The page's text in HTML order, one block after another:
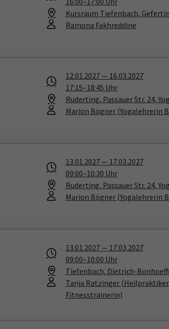
Kursraum Tiefenbach,
Ramona Fakhreddine
12.01.2027— 16.03.2027
17:15–18:45 Uhr
Ruderting, Passauer Str. 24,
Marion Bögner (Yogalehrerin
13.01.2027— 17.03.2027
09:00–10:30 Uhr
Ruderting, Passauer Str. 24,
Marion Bögner (Yogalehrerin
13.01.2027— 17.03.2027
09:00–10:00 Uhr
Tiefenbach, Dietrich-
Tanja Ratzinger
Fitnesstrainerin)